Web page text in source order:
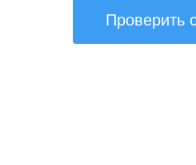
Проверить